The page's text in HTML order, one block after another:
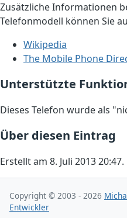
Zusätzliche Informationen
Telefonmodell können Sie
Wikipedia
The Mobile Phone
Unterstützte
Dieses Telefon wurde als
Über diesen Eintrag
Erstellt am 8. Juli 2013 20:47.
Copyright © 2003 - 2026
Entwickler